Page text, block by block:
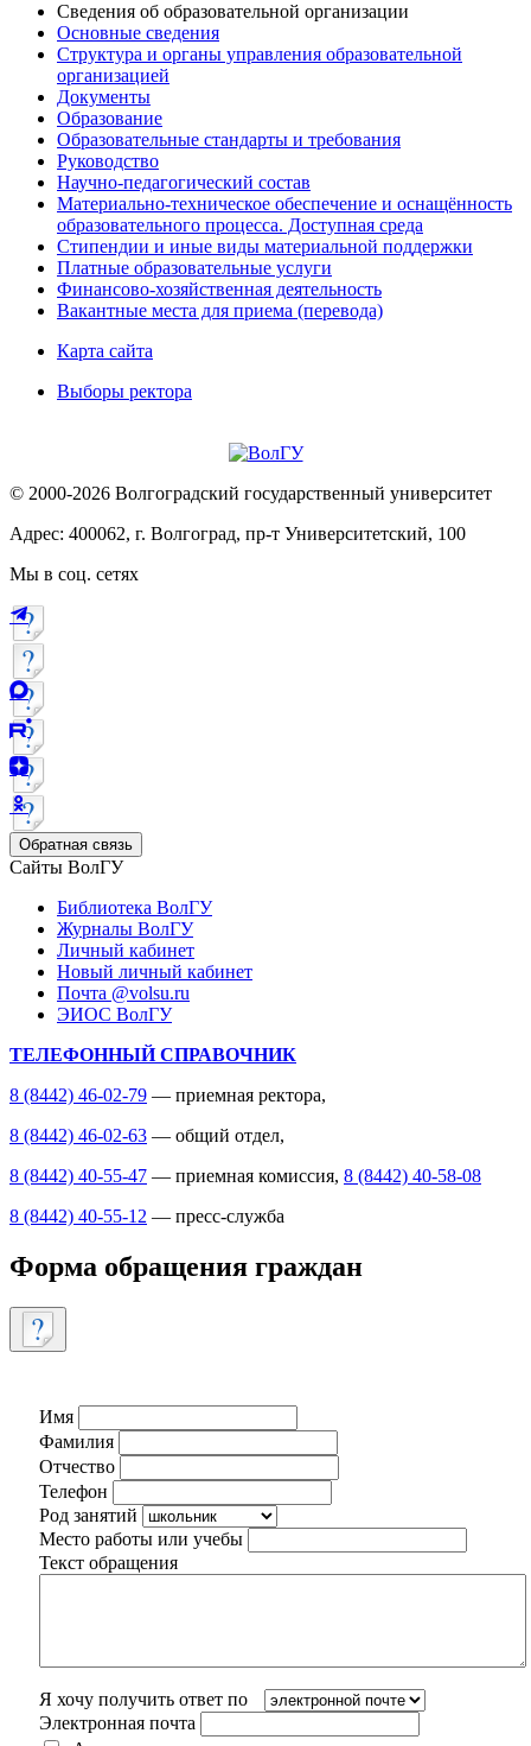
Сведения об образовательной организации
Основные сведения
Структура и органы управления образовательной
организацией
Документы
Образование
Образовательные стандарты и требования
Руководство
Научно-педагогический состав
Материально-техническое обеспечение и оснащённость
образовательного процесса. Доступная среда
Стипендии и иные виды материальной поддержки
Платные образовательные услуги
Финансово-хозяйственная деятельность
Вакантные места для приема (перевода)
Карта сайта
Выборы ректора
© 2000-2026 Волгоградский государственный университет
Адрес: 400062, г. Волгоград, пр-т Университетский, 100
Мы в соц. сетях
Обратная связь
Сайты ВолГУ
Библиотека ВолГУ
Журналы ВолГУ
Личный кабинет
Новый личный кабинет
Почта @volsu.ru
ЭИОС ВолГУ
ТЕЛЕФОННЫЙ СПРАВОЧНИК
8 (8442) 46-02-79 — приемная ректора,
8 (8442) 46-02-63 — общий отдел,
8 (8442) 40-55-47 — приемная комиссия, 8 (8442) 40-58-08
8 (8442) 40-55-12 — пресс-служба
Форма обращения граждан
Имя
Фамилия
Отчество
Телефон
Род занятий
Место работы или учебы
Текст обращения
Я хочу получить ответ по
Электронная почта